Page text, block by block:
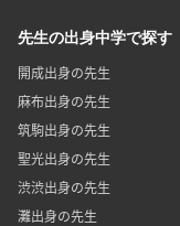
先生の出身中学で探す
開成出身の先生
麻布出身の先生
筑駒出身の先生
聖光出身の先生
渋渋出身の先生
灘出身の先生